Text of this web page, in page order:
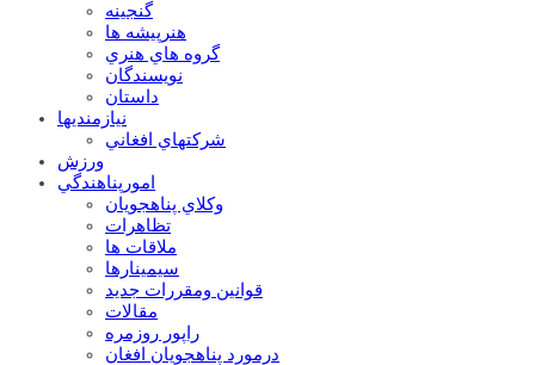
گنجينه
هنرپيشه ها
گروه هاي هنري
نويسندگان
داستان
نيازمنديها
شرکتهاي افغاني
ورزش
امورپناهندگي
وکلاي پناهجويان
تظاهرات
ملاقات ها
سيمينارها
قوانين ومقررات جديد
مقالات
راپور روزمره
درمورد پناهجويان افغان